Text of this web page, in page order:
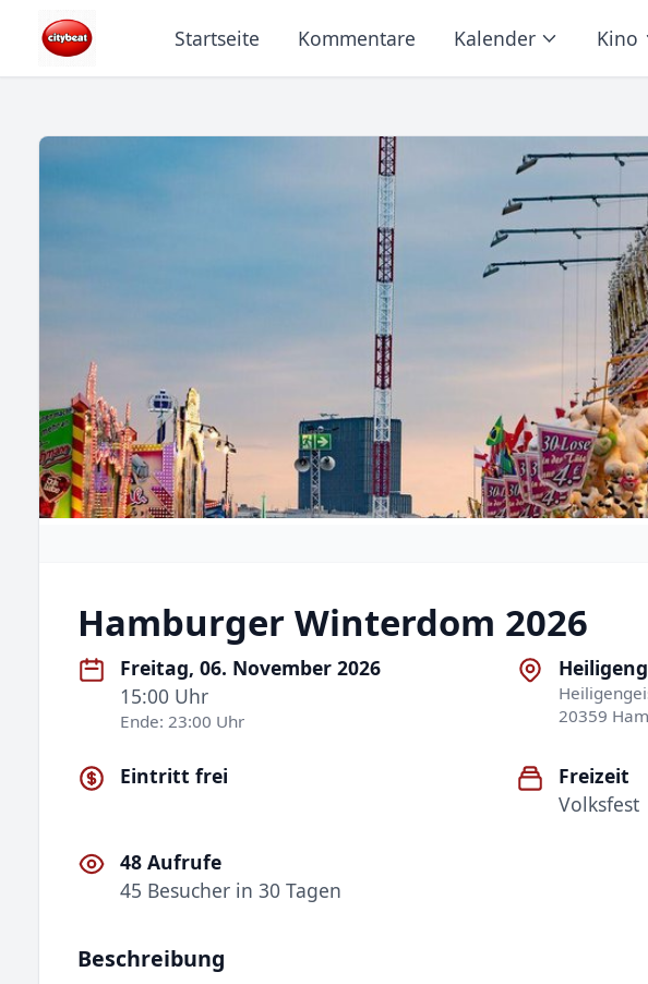
Startseite Kommentare Kalender Kino
Hamburger Winterdom 2026
Freitag, 06. November 2026
15:00 Uhr
Ende: 23:00 Uhr
20359
Eintritt frei
Freizeit
Volksfest
48 Aufrufe
45 Besucher in 30 Tagen
Beschreibung